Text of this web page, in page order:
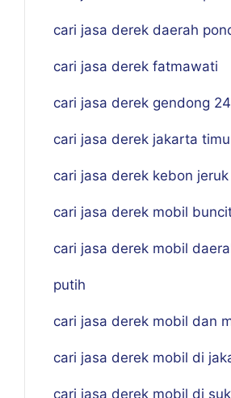
cari jasa derek daerah
cari jasa derek fatmawati
cari jasa derek gendong
cari jasa derek jakarta
cari jasa derek kebon jeruk
cari jasa derek mobil
cari jasa derek mobil
putih
cari jasa derek mobil dan
cari jasa derek mobil di
cari jasa derek mobil di